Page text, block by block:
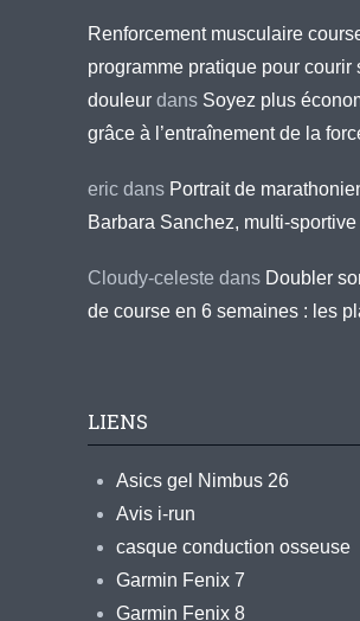
Renforcement musculaire
programme pratique pour courir
douleur dans Soyez plus
grâce à l’entraînement de la
eric dans Portrait de
Barbara Sanchez, multi-sportive
Cloudy-celeste dans Doubler
de course en 6 semaines : les
LIENS
Asics gel Nimbus 26
Avis i-run
casque conduction osseuse
Garmin Fenix 7
Garmin Fenix 8